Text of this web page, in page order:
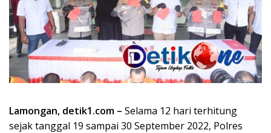
Lamongan, detik1.com – Selama 12 hari terhitung
sejak tanggal 19 sampai 30 September 2022, Polres